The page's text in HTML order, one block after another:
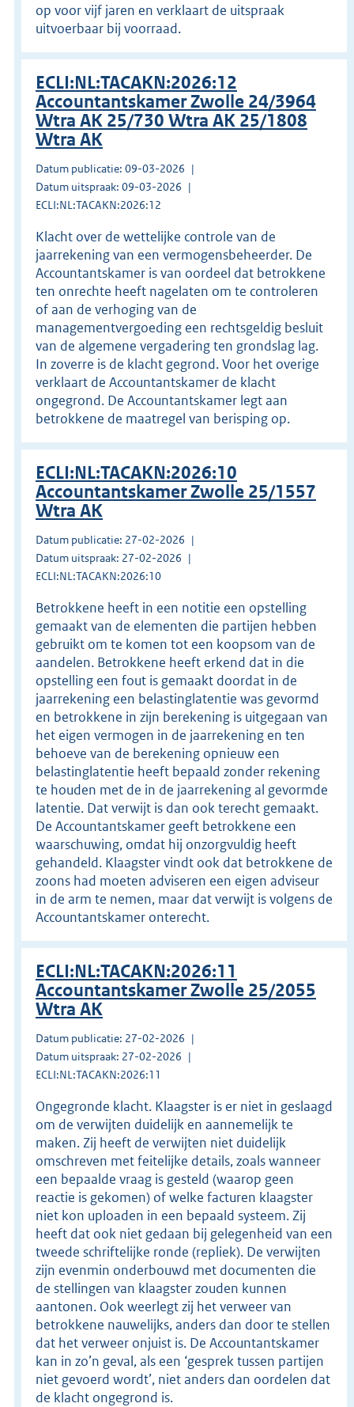
op voor vijf jaren en verklaart de uitspraak
uitvoerbaar bij voorraad.
ECLI:NL:TACAKN:2026:12
Accountantskamer Zwolle 24/3964
Wtra AK 25/730 Wtra AK 25/1808
Wtra AK
Datum publicatie: 09-03-2026
Datum uitspraak: 09-03-2026
ECLI:NL:TACAKN:2026:12
Klacht over de wettelijke controle van de
jaarrekening van een vermogensbeheerder. De
Accountantskamer is van oordeel dat betrokkene
ten onrechte heeft nagelaten om te controleren
of aan de verhoging van de
managementvergoeding een rechtsgeldig besluit
van de algemene vergadering ten grondslag lag.
In zoverre is de klacht gegrond. Voor het overige
verklaart de Accountantskamer de klacht
ongegrond. De Accountantskamer legt aan
betrokkene de maatregel van berisping op.
ECLI:NL:TACAKN:2026:10
Accountantskamer Zwolle 25/1557
Wtra AK
Datum publicatie: 27-02-2026
Datum uitspraak: 27-02-2026
ECLI:NL:TACAKN:2026:10
Betrokkene heeft in een notitie een opstelling
gemaakt van de elementen die partijen hebben
gebruikt om te komen tot een koopsom van de
aandelen. Betrokkene heeft erkend dat in die
opstelling een fout is gemaakt doordat in de
jaarrekening een belastinglatentie was gevormd
en betrokkene in zijn berekening is uitgegaan van
het eigen vermogen in de jaarrekening en ten
behoeve van de berekening opnieuw een
belastinglatentie heeft bepaald zonder rekening
te houden met de in de jaarrekening al gevormde
latentie. Dat verwijt is dan ook terecht gemaakt.
De Accountantskamer geeft betrokkene een
waarschuwing, omdat hij onzorgvuldig heeft
gehandeld. Klaagster vindt ook dat betrokkene de
zoons had moeten adviseren een eigen adviseur
in de arm te nemen, maar dat verwijt is volgens de
Accountantskamer onterecht.
ECLI:NL:TACAKN:2026:11
Accountantskamer Zwolle 25/2055
Wtra AK
Datum publicatie: 27-02-2026
Datum uitspraak: 27-02-2026
ECLI:NL:TACAKN:2026:11
Ongegronde klacht. Klaagster is er niet in geslaagd
om de verwijten duidelijk en aannemelijk te
maken. Zij heeft de verwijten niet duidelijk
omschreven met feitelijke details, zoals wanneer
een bepaalde vraag is gesteld (waarop geen
reactie is gekomen) of welke facturen klaagster
niet kon uploaden in een bepaald systeem. Zij
heeft dat ook niet gedaan bij gelegenheid van een
tweede schriftelijke ronde (repliek). De verwijten
zijn evenmin onderbouwd met documenten die
de stellingen van klaagster zouden kunnen
aantonen. Ook weerlegt zij het verweer van
betrokkene nauwelijks, anders dan door te stellen
dat het verweer onjuist is. De Accountantskamer
kan in zo’n geval, als een ‘gesprek tussen partijen
niet gevoerd wordt’, niet anders dan oordelen dat
de klacht ongegrond is.